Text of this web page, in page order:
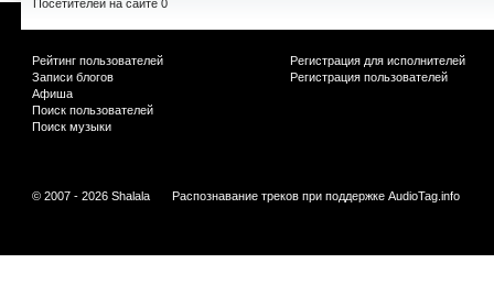
Посетителей на сайте 0
Рейтинг пользователей
Записи блогов
Афиша
Поиск пользователей
Поиск музыки
Регистрация для исполнителей
Регистрация пользователей
© 2007 - 2026 Shalala Распознавание треков при поддержке AudioTag.info